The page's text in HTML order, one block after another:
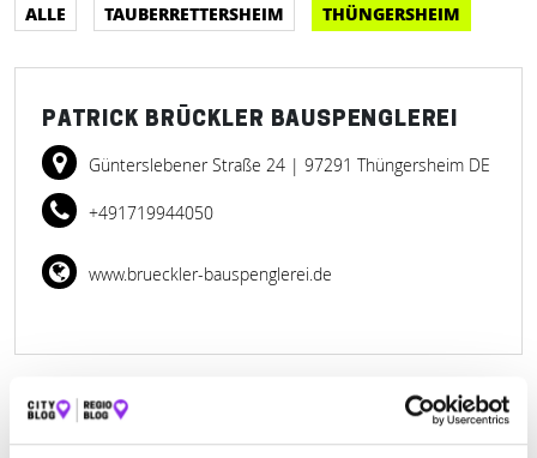
ALLE TAUBERRETTERSHEIM THÜNGERSHEIM
PATRICK BRÜCKLER BAUSPENGLEREI
Günterslebener Straße 24 | 97291 Thüngersheim DE
+491719944050
www.brueckler-bauspenglerei.de
Dachdecker in Thüngersheim –